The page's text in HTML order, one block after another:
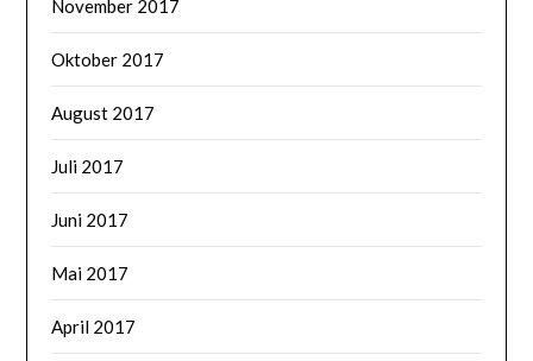
November 2017
Oktober 2017
August 2017
Juli 2017
Juni 2017
Mai 2017
April 2017